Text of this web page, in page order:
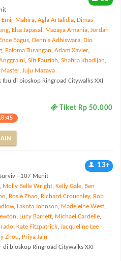
Emir Mahira, Agla Artalidia, Dimas
, Elsa Japasal , Mazaya Amania, Jordan
Ence Bagus, Dennis Adhiswara, Dio
, Paloma Turangan, Adam Xavier,
, Siti Fauziah, Shafira Khadijah,
Master, Juju Mazaya
di bioskop Ringroad Citywalks XXI
Tiket Rp 50.000
13+
- 107 Menit
Molly Belle Wright, Kelly Gale, Ben
, Rosie Zhao, Richard Crouchley, Rob
, Lakota Johnson, Madeleine West,
, Lucy Barrett, Michael Cardelle,
, Kate Fitzpatrick, Jacqueline Lee
Zhou, Priya Jain
di bioskop Ringroad Citywalks XXI